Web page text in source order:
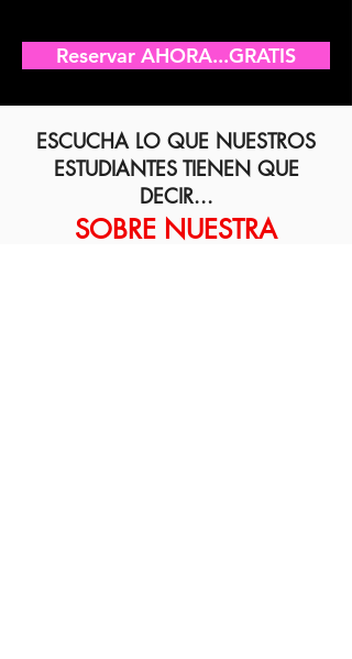
Reservar AHORA...GRATIS
ESCUCHA LO QUE NUESTROS
ESTUDIANTES TIENEN QUE
DECIR...
SOBRE NUESTRA